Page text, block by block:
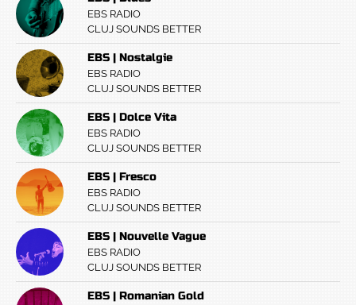
EBS RADIO
CLUJ SOUNDS BETTER
EBS | Nostalgie
EBS RADIO
CLUJ SOUNDS BETTER
EBS | Dolce Vita
EBS RADIO
CLUJ SOUNDS BETTER
EBS | Fresco
EBS RADIO
CLUJ SOUNDS BETTER
EBS | Nouvelle Vague
EBS RADIO
CLUJ SOUNDS BETTER
EBS | Romanian Gold